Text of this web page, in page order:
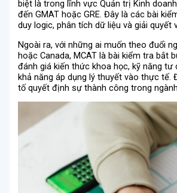
biệt là trong lĩnh vực Quản trị Kinh
đến GMAT hoặc GRE. Đây là các bài
duy logic, phân tích dữ liệu và giải quyết
Ngoài ra, với những ai muốn theo đuổi
hoặc Canada, MCAT là bài kiểm tra bắt
đánh giá kiến thức khoa học, kỹ năng tư
khả năng áp dụng lý thuyết vào thực tế.
tố quyết định sự thành công trong